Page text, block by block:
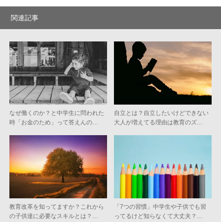
関連記事
なぜ働くのか？と中学生に問われた
時「お金のため」って答えんの…
自立とは？自立したいけどできない
大人が増えてる理由は教育のズ…
教育改革を知ってますか？これから
の子供達に必要なスキルとは？…
「7つの習慣」中学生や子供でも習
ってるけど知らなくて大丈夫？…